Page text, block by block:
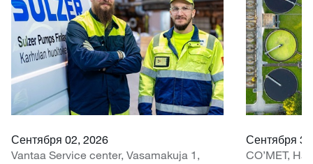
Сентября 02, 2026
Vantaa Service center, Vasamakuja 1,
Сентября
CO’MET,